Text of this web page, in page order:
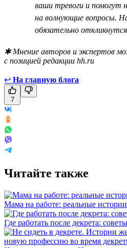
ваши тревоги и
на волнующие вопросы.
обязательно
✱ Мнение авторов и экспертов
с позицией редакции hh.ru
↩ На главную блога
7
Читайте также
Мама на работе: реальные
Где работать после декрета: